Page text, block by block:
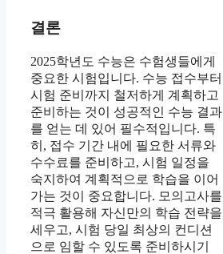
결론
2025학년도 수능은 수험생들에게
중요한 시험입니다. 수능 접수부터
시험 준비까지 철저하게 계획하고
준비하는 것이 성공적인 수능 결과
를 얻는 데 있어 필수적입니다. 특
히, 접수 기간 내에 필요한 서류와
수수료를 준비하고, 시험 일정을
숙지하여 계획적으로 학습을 이어
가는 것이 중요합니다. 모의고사를
적극 활용해 자신만의 학습 전략을
세우고, 시험 당일 최상의 컨디션
으로 임할 수 있도록 준비하시기